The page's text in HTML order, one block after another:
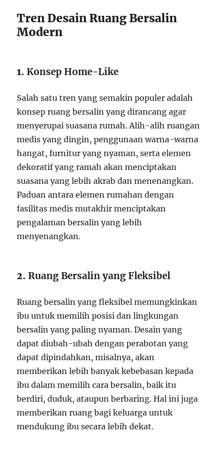
Tren Desain Ruang Bersalin
Modern
1.Konsep Home-Like
Salah satu tren yang semakin populer adalah
konsep ruang bersalin yang dirancang agar
menyerupai suasana rumah. Alih-alih ruangan
medis yang dingin, penggunaan warna-warna
hangat, furnitur yang nyaman, serta elemen
dekoratif yang ramah akan menciptakan
suasana yang lebih akrab dan menenangkan.
Paduan antara elemen rumahan dengan
fasilitas medis mutakhir menciptakan
pengalaman bersalin yang lebih
menyenangkan.
2.Ruang Bersalin yang Fleksibel
Ruang bersalin yang fleksibel memungkinkan
ibu untuk memilih posisi dan lingkungan
bersalin yang paling nyaman. Desain yang
dapat diubah-ubah dengan perabotan yang
dapat dipindahkan, misalnya, akan
memberikan lebih banyak kebebasan kepada
ibu dalam memilih cara bersalin, baik itu
berdiri, duduk, ataupun berbaring. Hal ini juga
memberikan ruang bagi keluarga untuk
mendukung ibu secara lebih dekat.